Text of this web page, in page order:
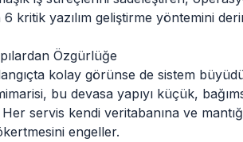
kritik yazılım geliştirme yöntemini
Özgürlüğe
kolay görünse de sistem
bu devasa yapıyı küçük,
servis kendi veritabanına ve
engeller.